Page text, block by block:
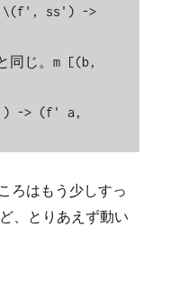
ろはもう少しすっ
、とりあえず動い